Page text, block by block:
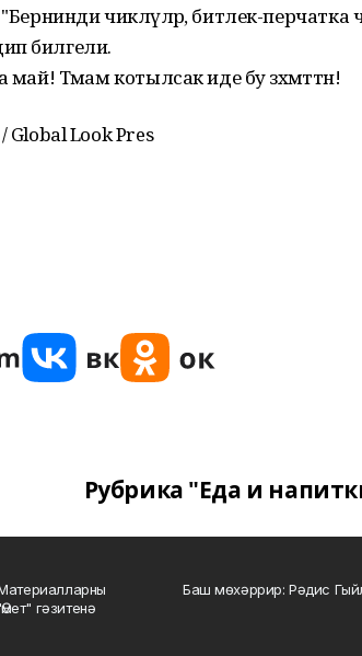
чикләүләр, битлек-
билгели.
Тәмам котылсак иде бу зәхмәттән!
Look Pres
Рубрика "Еда и
гәзитенә
Баш мөхәррир: Рәдис